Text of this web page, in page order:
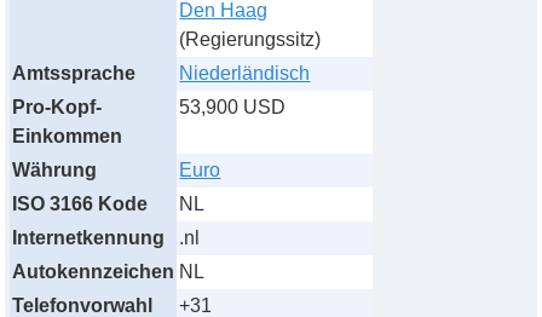
Den Haag
(Regierungssitz)
Amtssprache
Niederländisch
Pro-Kopf-
Einkommen
53,900 USD
Währung
Euro
ISO 3166 Kode
NL
Internetkennung
.nl
Autokennzeichen NL
Telefonvorwahl
+31